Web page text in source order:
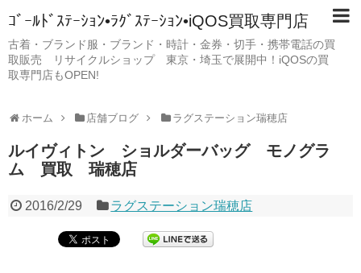
ｺﾞｰﾙﾄﾞｽﾃｰｼｮﾝ•ﾗｸﾞｽﾃｰｼｮﾝ•iQOS買取専門店
古着・ブランド服・ブランド・時計・金券・切手・携帯電話の買
取販売 リサイクルショップ 東京・埼玉で展開中！iQOSの買
取専門店もOPEN!
ホーム 店舗ブログ ラグステーション瑞穂店
ルイヴィトン ショルダーバッグ モノグラ
ム 買取 瑞穂店
2016/2/29 ラグステーション瑞穂店